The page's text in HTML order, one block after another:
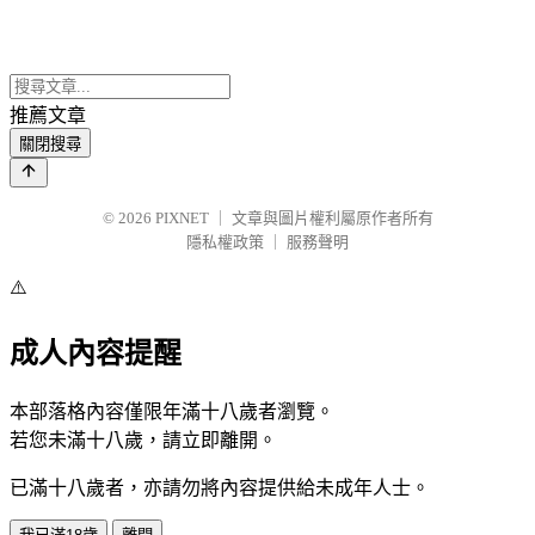
推薦文章
關閉搜尋
© 2026 PIXNET
文章與圖片權利屬原作者所有
隱私權政策
服務聲明
⚠️
成人內容提醒
本部落格內容僅限年滿十八歲者瀏覽。
若您未滿十八歲，請立即離開。
已滿十八歲者，亦請勿將內容提供給未成年人士。